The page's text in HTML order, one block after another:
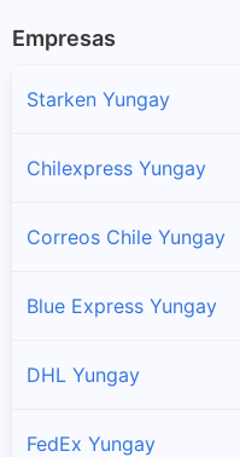
Empresas
Starken Yungay
Chilexpress Yungay
Correos Chile Yungay
Blue Express Yungay
DHL Yungay
FedEx Yungay